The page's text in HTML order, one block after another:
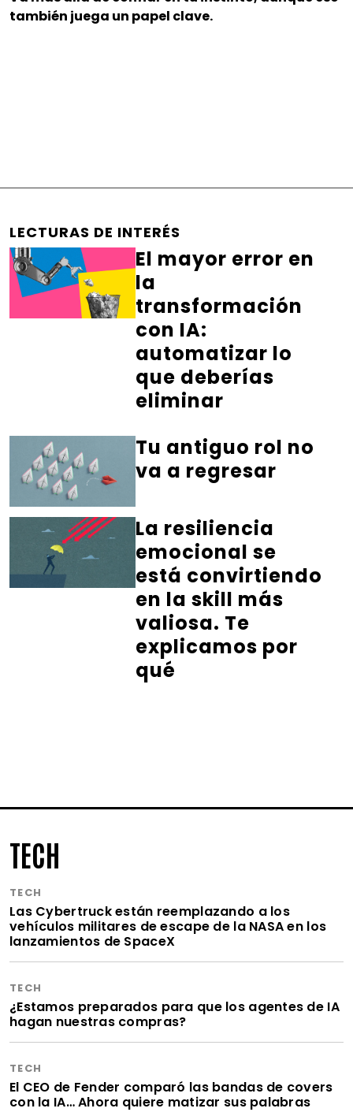
también juega un papel clave.
LECTURAS DE INTERÉS
El mayor error en
la
transformación
con IA:
automatizar lo
que deberías
eliminar
Tu antiguo rol no
va a regresar
La resiliencia
emocional se
está convirtiendo
en la skill más
valiosa. Te
explicamos por
qué
TECH
TECH
Las Cybertruck están reemplazando a los
vehículos militares de escape de la NASA en los
lanzamientos de SpaceX
TECH
¿Estamos preparados para que los agentes de IA
hagan nuestras compras?
TECH
El CEO de Fender comparó las bandas de covers
con la IA… Ahora quiere matizar sus palabras